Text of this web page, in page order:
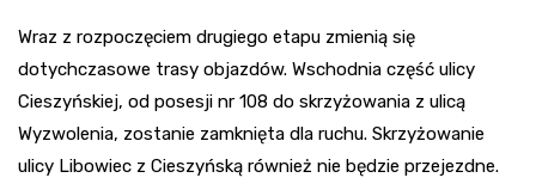
Wraz z rozpoczęciem drugiego etapu zmienią się
dotychczasowe trasy objazdów. Wschodnia część ulicy
Cieszyńskiej, od posesji nr 108 do skrzyżowania z ulicą
Wyzwolenia, zostanie zamknięta dla ruchu. Skrzyżowanie
ulicy Libowiec z Cieszyńską również nie będzie przejezdne.